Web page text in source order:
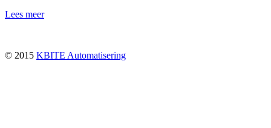
Lees meer
© 2015 KBITE Automatisering